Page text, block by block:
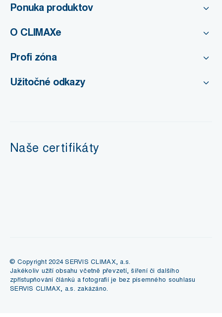
Ponuka produktov
O CLIMAXe
Profi zóna
Užitočné odkazy
Naše certifikáty
© Copyright 2024 SERVIS CLIMAX, a.s.
Jakékoliv užití obsahu včetně převzetí, šíření či dalšího
zpřístupňování článků a fotografií je bez písemného souhlasu
SERVIS CLIMAX, a.s. zakázáno.